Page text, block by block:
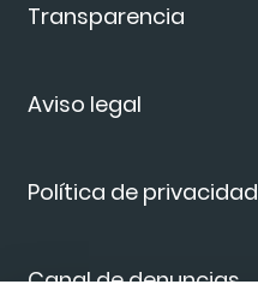
Transparencia
Aviso legal
Política de privacidad
Canal de denuncias